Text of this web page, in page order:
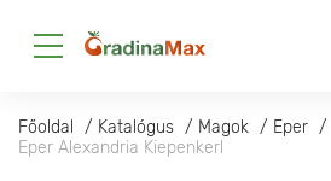
Főoldal Katalógus Magok
Eper
Eper Alexandria Kiepenkerl